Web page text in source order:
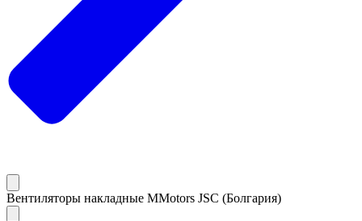
Вентиляторы накладные MMotors JSC (Болгария)